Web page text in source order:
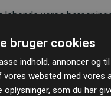
løbende vores
af medlemmernes
bruger cookies
indhold, annoncer og
websted med vores
oplysninger, som du har